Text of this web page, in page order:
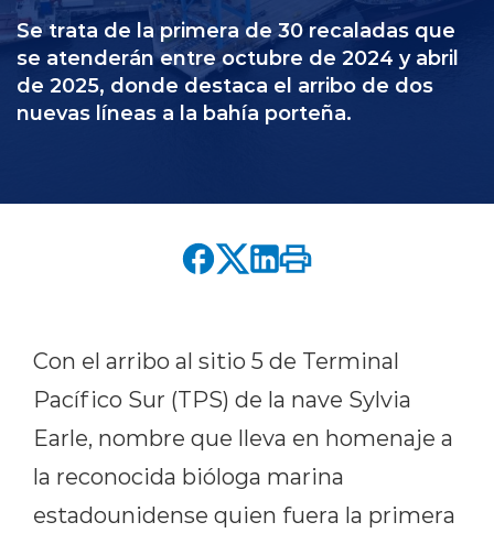
Prensa
Se trata de la primera de 30 recaladas que
se atenderán entre octubre de 2024 y abril
de 2025, donde destaca el arribo de dos
nuevas líneas a la bahía porteña.
Con el arribo al sitio 5 de Terminal
Pacífico Sur (TPS) de la nave Sylvia
Earle, nombre que lleva en homenaje a
la reconocida bióloga marina
estadounidense quien fuera la primera